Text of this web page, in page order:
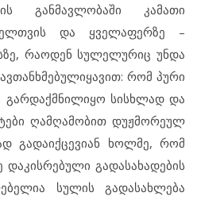
განმავლობაში კამათი
და ყველაფერზე –
რაოდენ სულელურიც უნდა
რომ პური
სისხლად და
ღამღამობით დუჟმორეულ
გადაიქცევიან ხოლმე, რომ
დაკისრებული გადასახადების
სულის გადასახლება